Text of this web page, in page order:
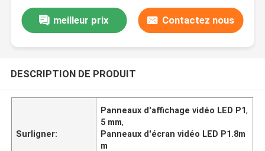
meilleur prix Contactez nous
DESCRIPTION DE PRODUIT
Surligner:
Panneaux d'affichage vidéo LED P1,
5 mm,
Panneaux d'écran vidéo LED P1.8m
m